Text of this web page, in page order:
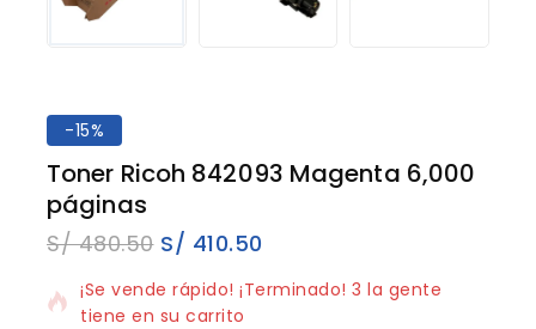
-15%
Toner Ricoh 842093 Magenta 6,000
páginas
S/480.50 S/ 410.50
17 productos vendidos en los últimos 16 horas
¡Se vende rápido! ¡Terminado! 3 la gente
tiene en su carrito